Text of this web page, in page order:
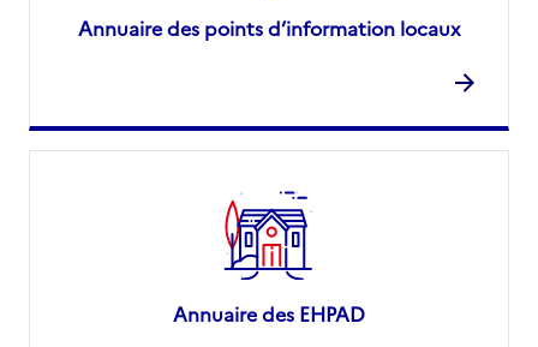
Annuaire des points d’information locaux
Annuaire des EHPAD